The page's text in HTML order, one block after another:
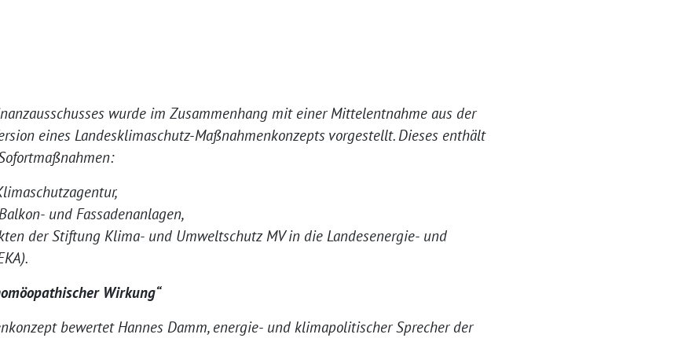
wurde im Zusammenhang mit einer Mittelentnahme aus der
eines Landesklimaschutz-Maßnahmenkonzepts vorgestellt. Dieses enthält
und Fassadenanlagen,
der Stiftung Klima- und Umweltschutz MV in die Landesenergie- und
Wirkung“
bewertet Hannes Damm, energie- und klimapolitischer Sprecher der